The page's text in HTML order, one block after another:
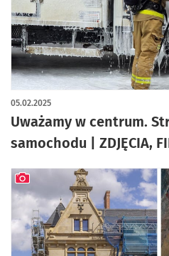
Uważamy w centrum.
samochodu | ZDJĘCIA,
05.02.2025
artykuł z galerią zdjęć